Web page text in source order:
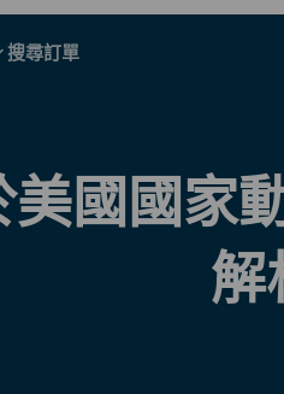
搜尋訂單
柬埔寨
國國家
解